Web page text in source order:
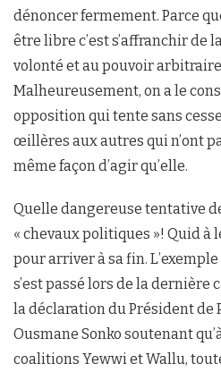
dénoncer fermement. Parce
être libre c’est s’affranchir de
volonté et au pouvoir arbitraire
Malheureusement, on a le
opposition qui tente sans
œillères aux autres qui n’ont
même façon d’agir qu’elle.
Quelle dangereuse tentative
« chevaux politiques »! Quid à
pour arriver à sa fin.
s’est passé lors de la dernière
la déclaration du Président de
Ousmane Sonko soutenant
coalitions Yewwi et Wallu,